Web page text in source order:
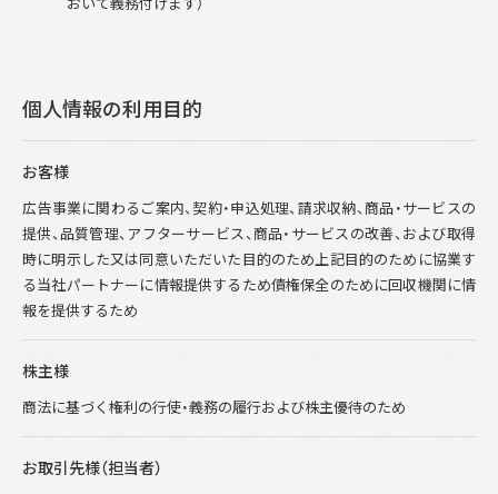
個人情報の利用目的
お客様
広告事業に関わるご案内、契約・申込処理、請求収納、商品・サービスの
提供、品質管理、アフターサービス、商品・サービスの改善、および取得
時に明示した又は同意いただいた目的のため上記目的のために協業す
る当社パートナーに情報提供するため債権保全のために回収機関に情
報を提供するため
株主様
商法に基づく権利の行使・義務の履行および株主優待のため
お取引先様（担当者）